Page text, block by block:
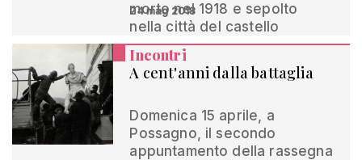
morto nel 1918 e sepolto
nella città del castello
24 mag 2018
Incontri
A cent'anni dalla battaglia
Domenica 15 aprile, a
Possagno, il secondo
appuntamento della rassegna